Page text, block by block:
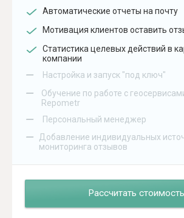
Автоматические отчеты на почту
Мотивация клиентов оставить
Статистика целевых действий в
компании
– Настройка и запуск "под ключ"
–
Обучение по работе с
Repometr
– Персональный менеджер
–
Добавление индивидуальных
мониторинга отзывов
Рассчитать стоимость